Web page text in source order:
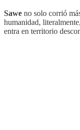
Sawe no solo corrió
humanidad,
entra en territorio